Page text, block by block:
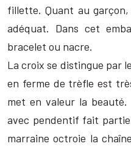
fillette. Quant au
adéquat. Dans cet
bracelet ou nacre.
La croix se distingue par
en ferme de trèfle est
met en valeur la
avec pendentif fait
marraine octroie la